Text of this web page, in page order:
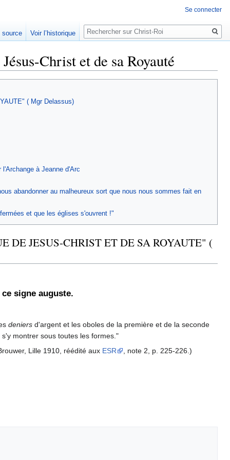
Christ et de sa Royauté
( Mgr Delassus)
à Jeanne d'Arc
abandonner au malheureux sort que nous nous sommes fait en
et que les églises s'ouvrent !"
DE JESUS-CHRIST ET DE SA ROYAUTE" (
signe auguste.
deniers d'argent et les oboles de la première et de la seconde
montrer sous toutes les formes."
Lille 1910, réédité aux ESR , note 2, p. 225-226.)
Se connecter
source Voir l’historique
Rechercher